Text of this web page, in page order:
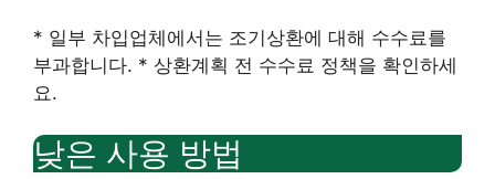
* 일부 차입업체에서는 조기상환에 대해 수수료를
부과합니다. * 상환계획 전 수수료 정책을 확인하세
요.
낮은 사용 방법